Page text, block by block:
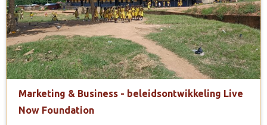
Marketing & Business - beleidsontwikkeling Live
Now Foundation